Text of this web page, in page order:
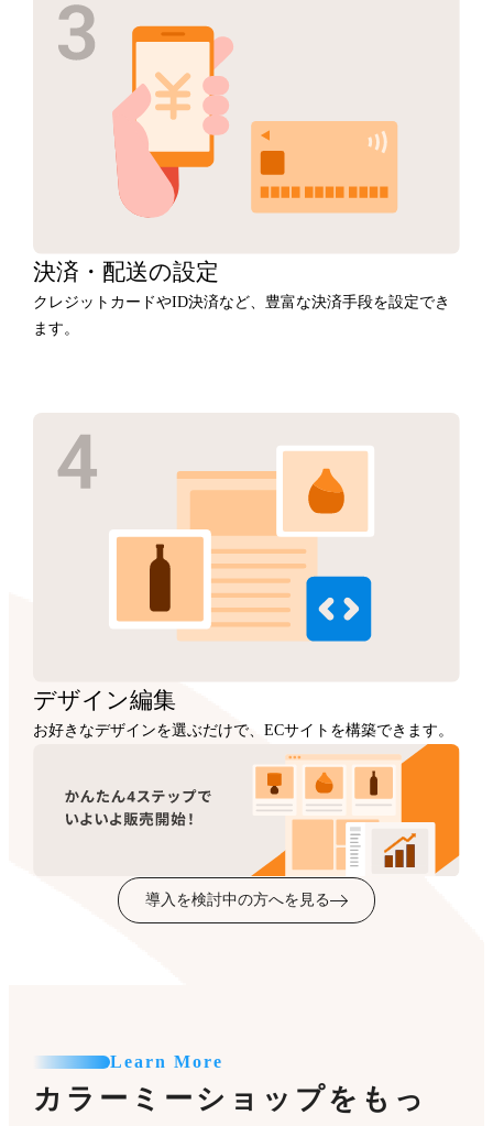
決済・ 配送の設定
クレジットカードやID決済など、豊富な決済手段を設定でき
ます。
デザイン編集
お好きなデザインを選ぶだけで、ECサイトを構築できます。
導入を検討中の方へを見る
Learn More
カラーミーショップをもっ